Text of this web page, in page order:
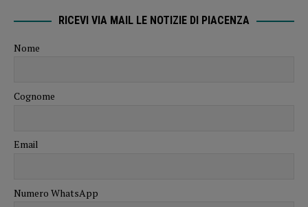
RICEVI VIA MAIL LE NOTIZIE DI PIACENZA
Nome
Cognome
Email
Numero WhatsApp